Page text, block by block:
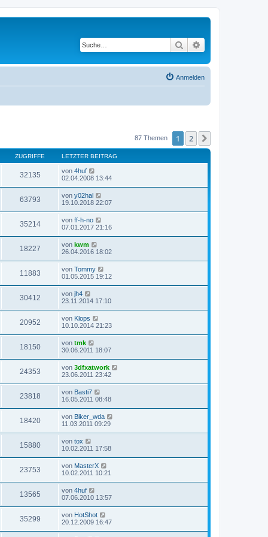
Suche
Anmelden
87 Themen 1 2
ZUGRIFFE LETZTER BEITRAG
32135 von 4huf
02.04.2008 13:44
63793 von y02hal
19.10.2018 22:07
35214 von ff-h-no
07.01.2017 21:16
18227 von kwm
26.04.2016 18:02
11883 von Tommy
01.05.2015 19:12
30412 von jh4
23.11.2014 17:10
20952 von Klops
10.10.2014 21:23
18150 von tmk
30.06.2011 18:07
24353 von 3dfxatwork
23.06.2011 23:42
23818 von Basti7
16.05.2011 08:48
18420 von Biker_wda
11.03.2011 09:29
15880 von tox
10.02.2011 17:58
23753 von MasterX
10.02.2011 10:21
13565 von 4huf
07.06.2010 13:57
35299 von HotShot
20.12.2009 16:47